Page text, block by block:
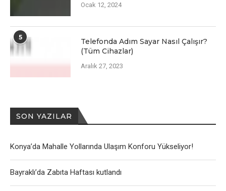
Ocak 12, 2024
5
Telefonda Adım Sayar Nasıl Çalışır?
(Tüm Cihazlar)
Aralık 27, 2023
SON YAZILAR
Konya’da Mahalle Yollarında Ulaşım Konforu Yükseliyor!
Bayraklı’da Zabıta Haftası kutlandı